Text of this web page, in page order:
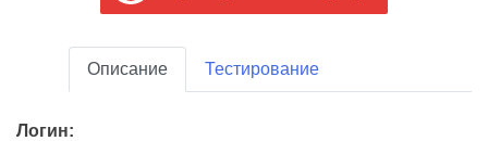
Описание Тестирование
Логин: